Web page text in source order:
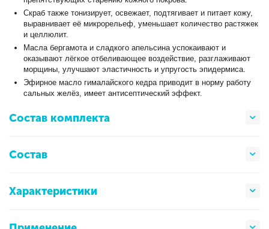
Скраб также тонизирует, освежает, подтягивает и питает кожу,
выравнивает её микрорельеф, уменьшает количество растяжек
и целлюлит.
Масла бергамота и сладкого апельсина успокаивают и
оказывают лёгкое отбеливающее воздействие, разглаживают
морщины, улучшают эластичность и упругость эпидермиса.
Эфирное масло гималайского кедра приводит в норму работу
сальных желёз, имеет антисептический эффект.
Состав комплекта
Состав
Характеристики